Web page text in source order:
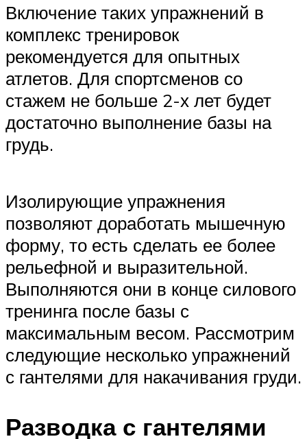
Включение таких упражнений в
комплекс тренировок
рекомендуется для опытных
атлетов. Для спортсменов со
стажем не больше 2-х лет будет
достаточно выполнение базы на
грудь.
Изолирующие упражнения
позволяют доработать мышечную
форму, то есть сделать ее более
рельефной и выразительной.
Выполняются они в конце силового
тренинга после базы с
максимальным весом. Рассмотрим
следующие несколько упражнений
с гантелями для накачивания груди.
Разводка с гантелями